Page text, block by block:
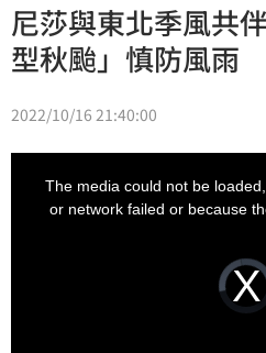
尼莎與東北季風共
型秋颱」慎防風雨
2022/10/16 21:40:00
Video
Player
loading.
The media could not be
or network failed or because